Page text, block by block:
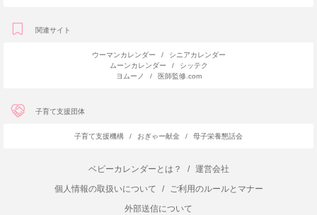
関連サイト
ウーマンカレンダー /
シニアカレンダー
ムーンカレンダー
/
シッテク
ヨムーノ
/ 医師監修.com
子育て支援団体
子育て支援機構 / おぎゃー献金 / 母子栄養懇話会
ベビーカレンダーとは？ /
運営会社
個人情報の取扱いについて
/
ご利用のルールとマナー
外部送信について